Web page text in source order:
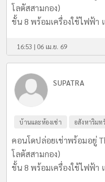
โลตัสสามกอง)
ชั้น 8 พร้อมเครื่องใช้ไฟฟ้า
16:53 | 06 เม.ย. 69
SUPATRA
บ้านและห้องเช่า อสังหาริมท
คอนโดปล่อยเช่าพร้อมอยู่
โลตัสสามกอง)
ชั้น 8 พร้อมเครื่องใช้ไฟฟ้า